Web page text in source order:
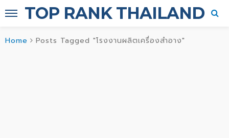
TOP RANK THAILAND
Home Posts Tagged "โรงงานผลิตเครื่องสำอาง"